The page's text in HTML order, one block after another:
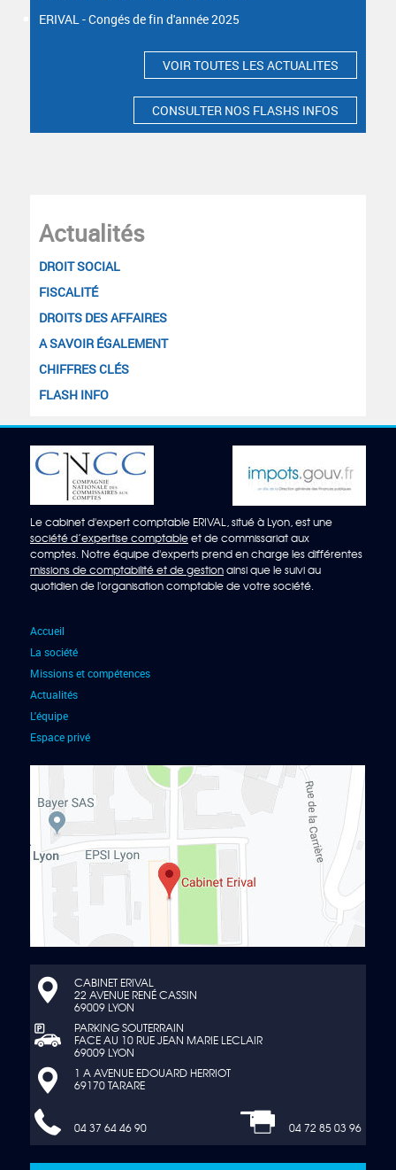
Actualités
DROIT SOCIAL
FISCALITÉ
DROITS DES AFFAIRES
A SAVOIR ÉGALEMENT
CHIFFRES CLÉS
FLASH INFO
ERIVAL - Congés de fin d'année 2025
VOIR TOUTES LES ACTUALITES
CONSULTER NOS FLASHS INFOS
Le cabinet d'expert comptable ERIVAL, situé à Lyon, est une
société d’expertise comptableet de commissariat aux
comptes. Notre équipe d'experts prend en charge les différentes
missions de comptabilité et de gestionainsi que le suivi au
quotidien de l'organisation comptable de votre société.
Accueil
La société
Missions et compétences
Actualités
L'équipe
Espace privé
CABINET ERIVAL
22 AVENUE RENÉ CASSIN
69009 LYON
PARKING SOUTERRAIN
FACE AU 10 RUE JEAN MARIE LECLAIR
69009 LYON
1 A AVENUE EDOUARD HERRIOT
69170 TARARE
04 37 64 46 90 04 72 85 03 96